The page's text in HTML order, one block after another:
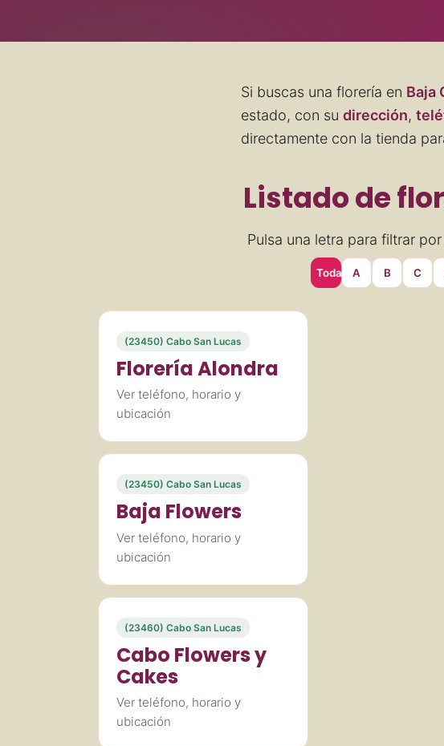
Si buscas una florería en Baja
estado, con su dirección,
directamente con la tienda
Listado de
Pulsa una letra para filtrar
Todas A B C
(23450) Cabo San Lucas
Florería Alondra
Ver teléfono, horario y
ubicación
(23450) Cabo San Lucas
Baja Flowers
Ver teléfono, horario y
ubicación
(23460) Cabo San Lucas
Cabo Flowers y
Cakes
Ver teléfono, horario y
ubicación